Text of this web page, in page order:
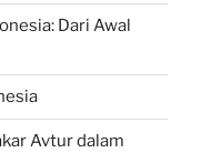
Dari Awal
Avtur dalam